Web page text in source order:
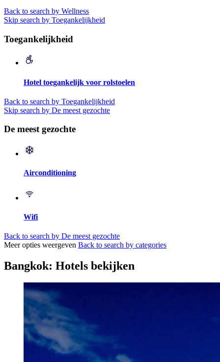
Back to search by Wellness
Skip search by Toegankelijkheid
Toegankelijkheid
Hotel toegankelijk voor rolstoelen
Back to search by Toegankelijkheid
Skip search by De meest gezochte
De meest gezochte
Airconditioning
Wifi
Back to search by De meest gezochte
Meer opties weergeven Back to search by categories
Bangkok: Hotels bekijken